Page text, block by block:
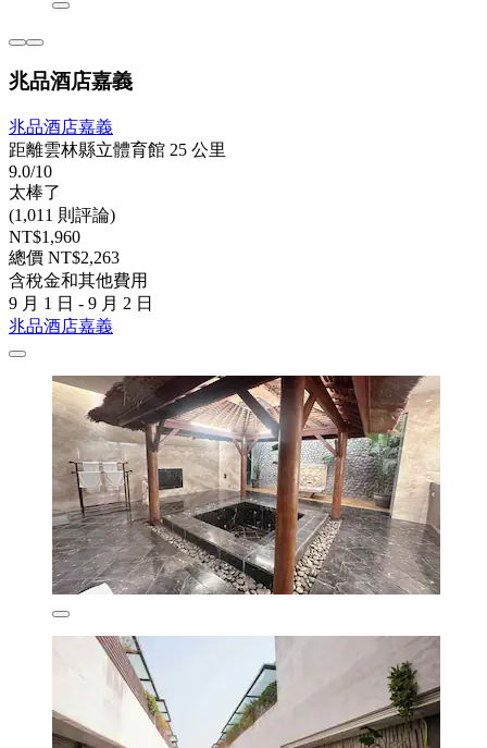
兆品酒店嘉義
兆品酒店嘉義
距離雲林縣立體育館 25 公里
9.0/10
太棒了
(1,011 則評論)
NT$1,960
總價 NT$2,263
含稅金和其他費用
9 月 1 日 - 9 月 2 日
兆品酒店嘉義